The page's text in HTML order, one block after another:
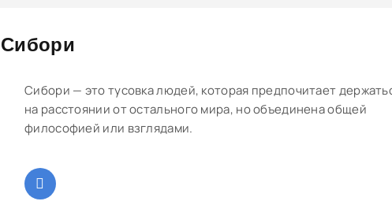
Сибори
Сибори — это тусовка людей, которая предпочитает
на расстоянии от остального мира, но объединена общей
философией или взглядами.